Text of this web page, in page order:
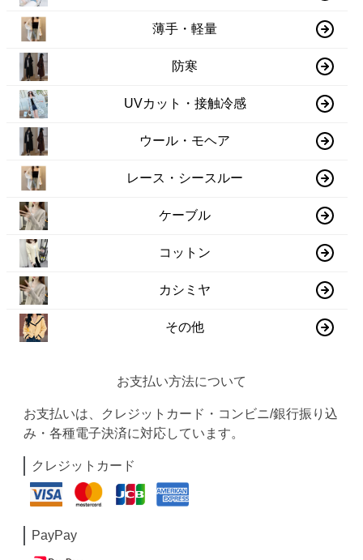
薄手・軽量
防寒
UVカット・接触冷感
ウール・モヘア
レース・シースルー
ケーブル
コットン
カシミヤ
その他
お支払い方法について
お支払いは、クレジットカード・コンビニ/銀行振り込
み・各種電子決済に対応しています。
クレジットカード
PayPay